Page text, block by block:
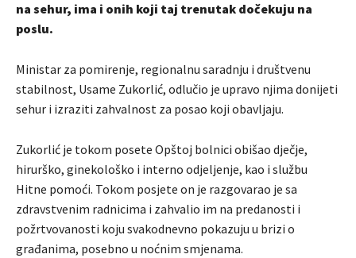
na sehur, ima i onih koji taj trenutak dočekuju na
poslu.
Ministar za pomirenje, regionalnu saradnju i društvenu
stabilnost, Usame Zukorlić, odlučio je upravo njima donijeti
sehur i izraziti zahvalnost za posao koji obavljaju.
Zukorlić je tokom posete Opštoj bolnici obišao dječje,
hirurško, ginekološko i interno odjeljenje, kao i službu
Hitne pomoći. Tokom posjete on je razgovarao je sa
zdravstvenim radnicima i zahvalio im na predanosti i
požrtvovanosti koju svakodnevno pokazuju u brizi o
građanima, posebno u noćnim smjenama.